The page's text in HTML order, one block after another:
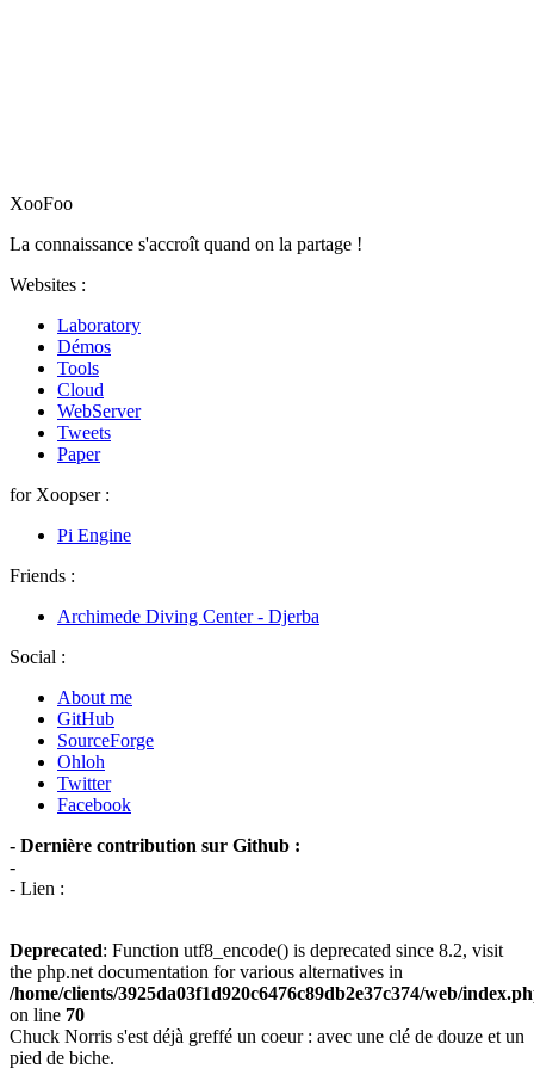
XooFoo
La connaissance s'accroît quand on la partage !
Websites :
Laboratory
Démos
Tools
Cloud
WebServer
Tweets
Paper
for Xoopser :
Pi Engine
Friends :
Archimede Diving Center - Djerba
Social :
About me
GitHub
SourceForge
Ohloh
Twitter
Facebook
- Dernière contribution sur Github :
-
- Lien :
Deprecated: Function utf8_encode() is deprecated since 8.2, visit
the php.net documentation for various alternatives in
/home/clients/3925da03f1d920c6476c89db2e37c374/web/
on line 70
Chuck Norris s'est déjà greffé un coeur : avec une clé de douze et un
pied de biche.